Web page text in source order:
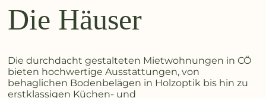
Die Häuser
Die durchdacht gestalteten Mietwohnungen in CÖ
bieten hochwertige Ausstattungen, von
behaglichen Bodenbelägen in Holzoptik bis hin zu
erstklassigen Küchen- und